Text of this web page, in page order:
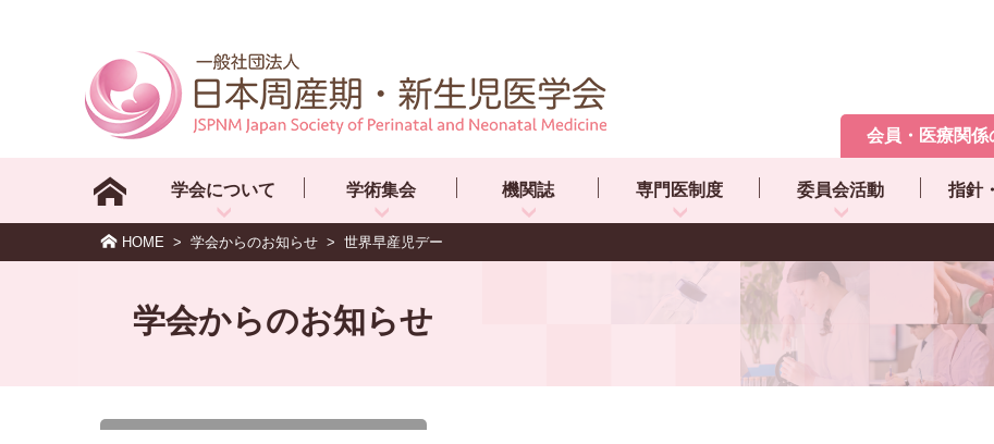
会員・医療関係
学会について 学術集会 機関誌 専門医制度 委員会活動 指針
HOME > 学会からのお知らせ > 世界早産児デー
学会からのお知らせ